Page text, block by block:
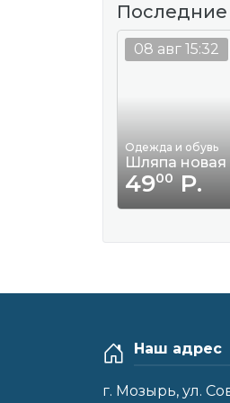
Одежда и обувь
Шляпа новая
4900Р.
08 авг 15:32
Наш адрес
г. Мозырь, ул.